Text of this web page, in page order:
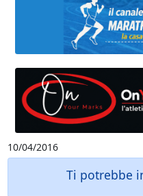
10/04/2016
Ti potrebbe